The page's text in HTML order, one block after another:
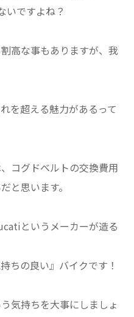
いですよね？
高な事もありますが、我
を超える魅力があるって
コグドベルトの交換費用
と思います。
というメーカーが造る
ちの良い』バイクです！
気持ちを大事にしましょ